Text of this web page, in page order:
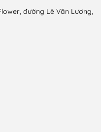
đường Lê Văn Lương,